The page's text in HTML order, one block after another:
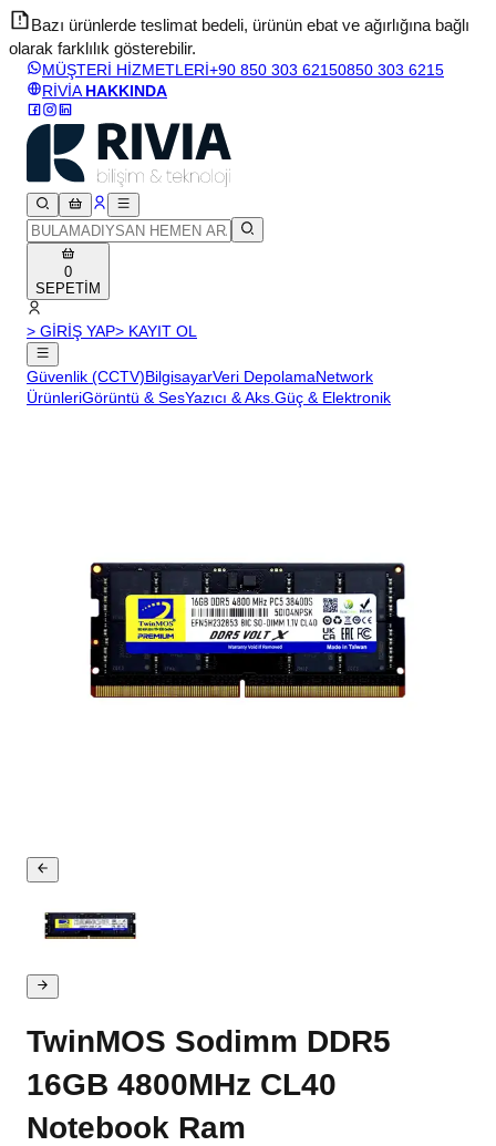
Bazı ürünlerde teslimat bedeli, ürünün ebat ve ağırlığına bağlı
olarak farklılık gösterebilir.
MÜŞTERİ HİZMETLERİ+90 850 303 62150850 303 6215
RİVİA HAKKINDA
0
SEPETİM
> GİRİŞ YAP> KAYIT OL
Güvenlik (CCTV)BilgisayarVeri DepolamaNetwork
ÜrünleriGörüntü & SesYazıcı & Aks.Güç & Elektronik
TwinMOS Sodimm DDR5
16GB 4800MHz CL40
Notebook Ram